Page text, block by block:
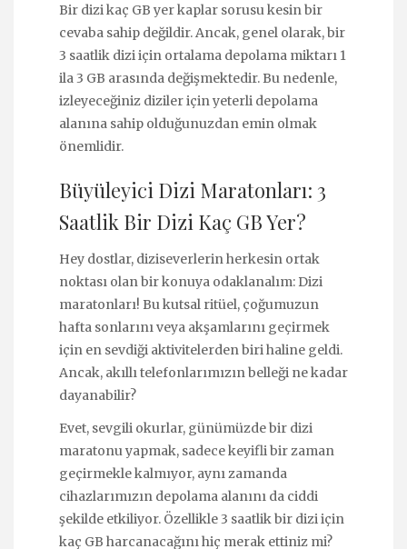
Bir dizi kaç GB yer kaplar sorusu kesin bir
cevaba sahip değildir. Ancak, genel olarak, bir
3 saatlik dizi için ortalama depolama miktarı 1
ila 3 GB arasında değişmektedir. Bu nedenle,
izleyeceğiniz diziler için yeterli depolama
alanına sahip olduğunuzdan emin olmak
önemlidir.
Büyüleyici Dizi Maratonları: 3
Saatlik Bir Dizi Kaç GB Yer?
Hey dostlar, diziseverlerin herkesin ortak
noktası olan bir konuya odaklanalım: Dizi
maratonları! Bu kutsal ritüel, çoğumuzun
hafta sonlarını veya akşamlarını geçirmek
için en sevdiği aktivitelerden biri haline geldi.
Ancak, akıllı telefonlarımızın belleği ne kadar
dayanabilir?
Evet, sevgili okurlar, günümüzde bir dizi
maratonu yapmak, sadece keyifli bir zaman
geçirmekle kalmıyor, aynı zamanda
cihazlarımızın depolama alanını da ciddi
şekilde etkiliyor. Özellikle 3 saatlik bir dizi için
kaç GB harcanacağını hiç merak ettiniz mi?